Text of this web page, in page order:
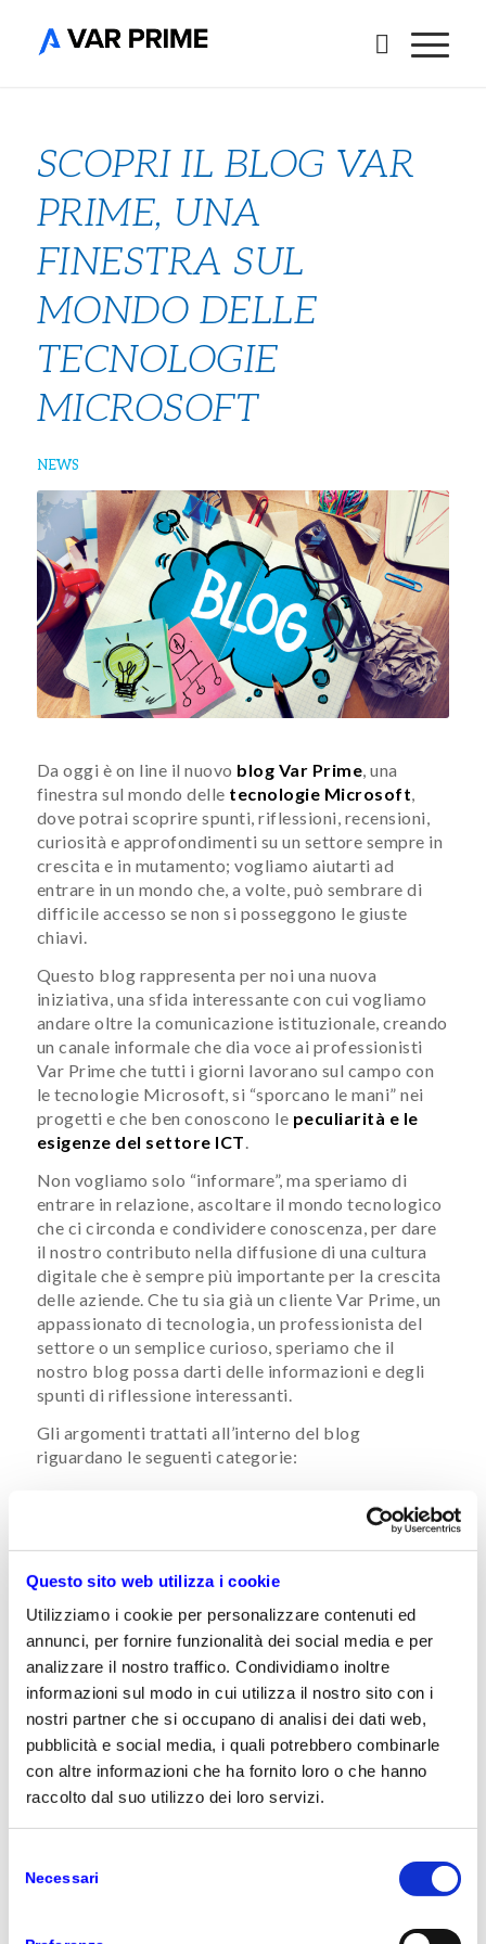
Questo sito web utilizza i cookie
Utilizziamo i cookie per personalizzare contenuti ed
annunci, per fornire funzionalità dei social media e per
analizzare il nostro traffico. Condividiamo inoltre
informazioni sul modo in cui utilizza il nostro sito con i
nostri partner che si occupano di analisi dei dati web,
pubblicità e social media, i quali potrebbero combinarle
con altre informazioni che ha fornito loro o che hanno
raccolto dal suo utilizzo dei loro servizi.
delNecessari
SCOPRI IL BLOG VAR
PRIME, UNA
FINESTRA SUL
MONDO DELLE
TECNOLOGIE
MICROSOFT
NEWS
Da oggi è on line il nuovo blog Var Prime, una
finestra sul mondo delle tecnologie Microsoft,
dove potrai scoprire spunti, riflessioni, recensioni,
curiosità e approfondimenti su un settore sempre in
crescita e in mutamento; vogliamo aiutarti ad
entrare in un mondo che, a volte, può sembrare di
difficile accesso se non si posseggono le giuste
chiavi.
Questo blog rappresenta per noi una nuova
iniziativa, una sfida interessante con cui vogliamo
andare oltre la comunicazione istituzionale, creando
un canale informale che dia voce ai professionisti
Var Prime che tutti i giorni lavorano sul campo con
le tecnologie Microsoft, si “sporcano le mani” nei
progetti e che ben conoscono le peculiarità e le
esigenze del settore ICT.
Non vogliamo solo “informare”, ma speriamo di
entrare in relazione, ascoltare il mondo tecnologico
che ci circonda e condividere conoscenza, per dare
il nostro contributo nella diffusione di una cultura
digitale che è sempre più importante per la crescita
delle aziende. Che tu sia già un cliente Var Prime, un
appassionato di tecnologia, un professionista del
settore o un semplice curioso, speriamo che il
nostro blog possa darti delle informazioni e degli
spunti di riflessione interessanti.
Gli argomenti trattati all’interno del blog
riguardano le seguenti categorie:
Modern Workplace
Device
Detto questo, non perdere altro tempo e affacciati
al nostro blog. Buona lettura!